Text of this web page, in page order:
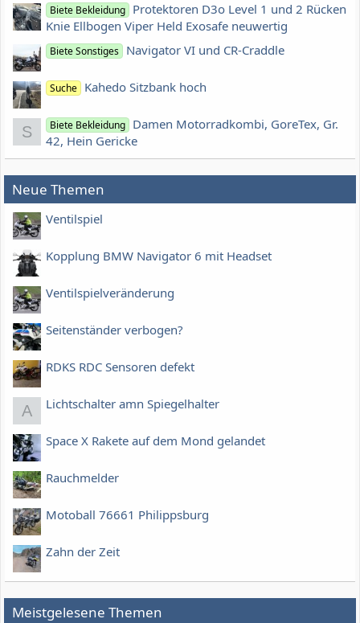
Biete Bekleidung Protektoren D3o Level 1 und 2 Rücken
Knie Ellbogen Viper Held Exosafe neuwertig
Biete Sonstiges Navigator VI und CR-Craddle
Suche Kahedo Sitzbank hoch
S Biete Bekleidung Damen Motorradkombi, GoreTex, Gr.
42, Hein Gericke
Neue Themen
Ventilspiel
Kopplung BMW Navigator 6 mit Headset
Ventilspielveränderung
Seitenständer verbogen?
RDKS RDC Sensoren defekt
A Lichtschalter amn Spiegelhalter
Space X Rakete auf dem Mond gelandet
Rauchmelder
Motoball 76661 Philippsburg
Zahn der Zeit
Meistgelesene Themen